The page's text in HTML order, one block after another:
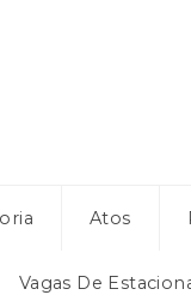
Atos
Vagas De